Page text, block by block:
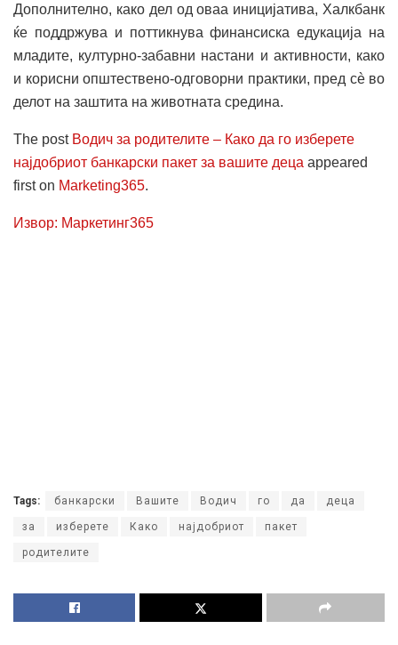
Дополнително, како дел од оваа иницијатива, Халкбанк
ќе поддржува и поттикнува финансиска едукација на
младите, културно-забавни настани и активности, како
и корисни општествено-одговорни практики, пред сè во
делот на заштита на животната средина.
The post Водич за родителите – Како да го изберете
најдобриот банкарски пакет за вашите деца appeared
first on Marketing365.
Извор: Маркетинг365
Tags: банкарски Вашите Водич го да деца
за изберете Како најдобриот пакет
родителите